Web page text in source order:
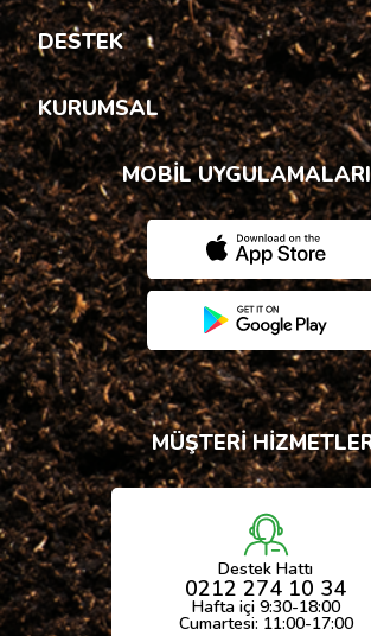
DESTEK
KURUMSAL
MOBİL
MÜŞTERİ
Destek Hattı
0212 274 10 34
Hafta içi 9:30-18:00
Cumartesi: 11:00-17:00